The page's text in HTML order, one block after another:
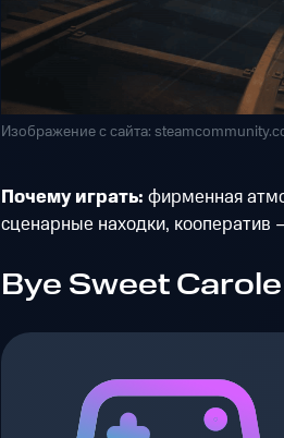
Изображение с сайта:
Почему играть: фирменная
сценарные находки, кооператив
Bye Sweet Carole